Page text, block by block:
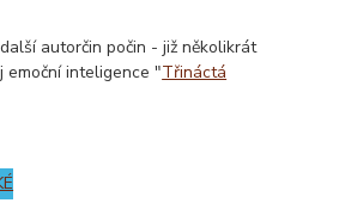
autorčin počin - již několikrát
emoční inteligence "Třináctá